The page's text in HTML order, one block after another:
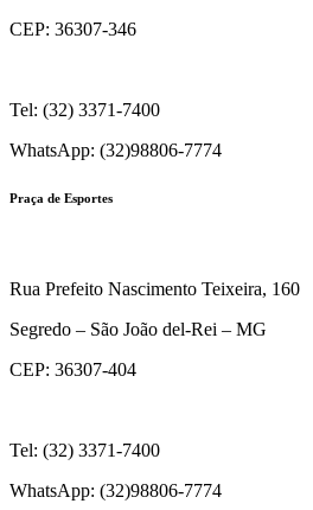
CEP: 36307-346
Tel: (32) 3371-7400
WhatsApp: (32)98806-7774
Praça de Esportes
Rua Prefeito Nascimento Teixeira, 160
Segredo – São João del-Rei – MG
CEP: 36307-404
Tel: (32) 3371-7400
WhatsApp: (32)98806-7774